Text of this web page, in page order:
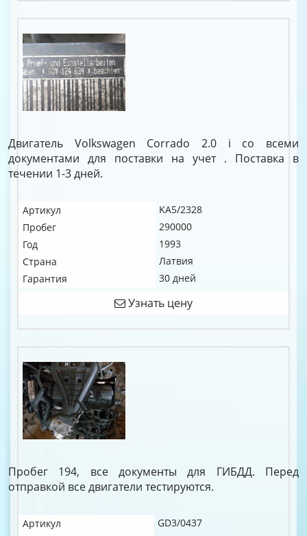
Двигатель Volkswagen Corrado 2.0 i со всеми
документами для поставки на учет . Поставка в
течении 1-3 дней.
Артикул
KA5/2328
Пробег
290000
Год
1993
Страна
Латвия
Гарантия
30 дней
Узнать цену
Пробег 194, все документы для ГИБДД. Перед
отправкой все двигатели тестируются.
Артикул
GD3/0437